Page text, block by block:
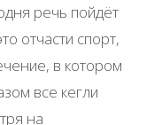
речь пойдёт
отчасти спорт,
в котором
все кегли
на